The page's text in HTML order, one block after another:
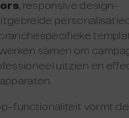
, responsive design-
samen om
uitzien en
functionaliteit vormt de